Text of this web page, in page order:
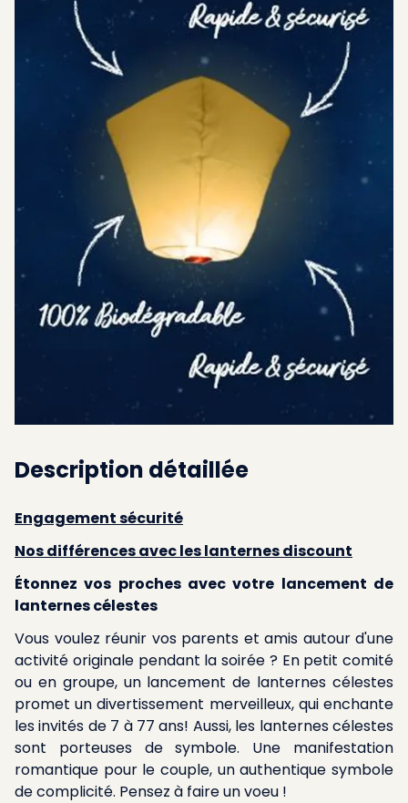
Description détaillée
Engagement sécurité
Nos différences avec les lanternes discount
Étonnez vos proches avec votre lancement de
lanternes célestes
Vous voulez réunir vos parents et amis autour d'une
activité originale pendant la soirée ? En petit comité
ou en groupe, un lancement de lanternes célestes
promet un divertissement merveilleux, qui enchante
les invités de 7 à 77 ans! Aussi, les lanternes célestes
sont porteuses de symbole. Une manifestation
romantique pour le couple, un authentique symbole
de complicité. Pensez à faire un voeu !